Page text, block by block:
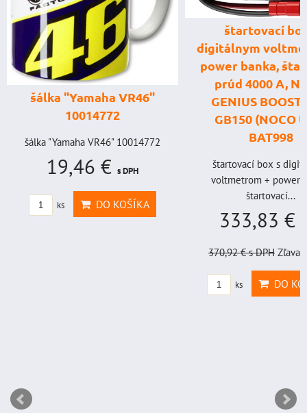
šálka "Yamaha VR46"
10014772
šálka "Yamaha VR46" 10014772
19,46 € s DPH
ks DO KOŠÍKA
štartovací
digitálnym
power banka,
prúd 4000 A,
GENIUS BOOST
GB150 (NOCO
BAT998
štartovací box s
voltmetrom + power
štartovací...
333,83 €
370,92 €s DPH Zľava
ks DO